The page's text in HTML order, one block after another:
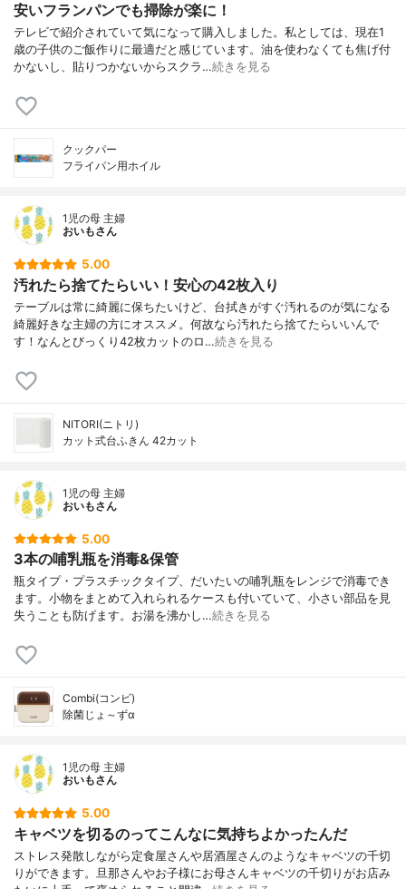
安いフランパンでも掃除が楽に！
テレビで紹介されていて気になって購入しました。私としては、現在1
歳の子供のご飯作りに最適だと感じています。油を使わなくても焦げ付
かないし、貼りつかないからスクラ…続きを見る
クックパー
フライパン用ホイル
1児の母 主婦
おいもさん
5.00
汚れたら捨てたらいい！安心の42枚入り
テーブルは常に綺麗に保ちたいけど、台拭きがすぐ汚れるのが気になる
綺麗好きな主婦の方にオススメ。何故なら汚れたら捨てたらいいんで
す！なんとびっくり42枚カットのロ…続きを見る
NITORI(ニトリ)
カット式台ふきん 42カット
1児の母 主婦
おいもさん
5.00
3本の哺乳瓶を消毒&保管
瓶タイプ・プラスチックタイプ、だいたいの哺乳瓶をレンジで消毒でき
ます。小物をまとめて入れられるケースも付いていて、小さい部品を見
失うことも防げます。お湯を沸かし…続きを見る
Combi(コンビ)
除菌じょ～ずα
1児の母 主婦
おいもさん
5.00
キャベツを切るのってこんなに気持ちよかったんだ
ストレス発散しながら定食屋さんや居酒屋さんのようなキャベツの千切
りができます。旦那さんやお子様にお母さんキャベツの千切りがお店み